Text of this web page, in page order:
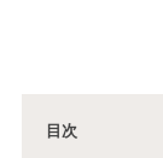
目次